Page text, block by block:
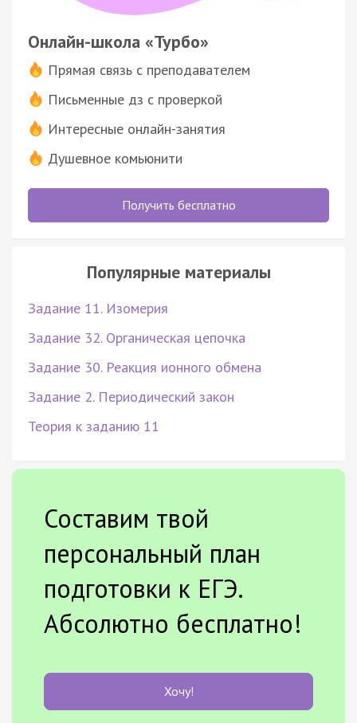
Онлайн-школа «Турбо»
Прямая связь с преподавателем
Письменные дз с проверкой
Интересные онлайн-занятия
Душевное комьюнити
Получить бесплатно
Популярные материалы
Задание 11. Изомерия
Задание 32. Органическая цепочка
Задание 30. Реакция ионного обмена
Задание 2. Периодический закон
Теория к заданию 11
Составим твой
персональный план
подготовки к ЕГЭ.
Абсолютно бесплатно!
Хочу!